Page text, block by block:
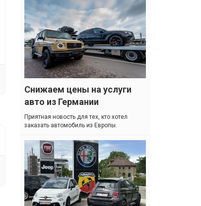
Снижаем цены на услуги
авто из Германии
Приятная новость для тех, кто хотел
заказать автомобиль из Европы.